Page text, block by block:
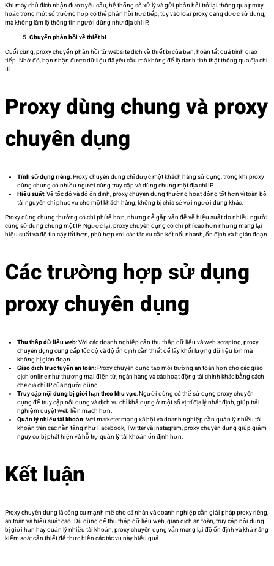
Khi máy chủ đích nhận được yêu cầu, hệ thống sẽ xử lý và gửi phản hồi trở lại thông qua proxy
hoặc trong một số trường hợp có thể phản hồi trực tiếp, tùy vào loại proxy đang được sử dụng,
mà không làm lộ thông tin người dùng như địa chỉ IP.
Chuyển phản hồi về thiết bị
Cuối cùng, proxy chuyển phản hồi từ website đích về thiết bị của bạn, hoàn tất quá trình giao
tiếp. Nhờ đó, bạn nhận được dữ liệu đã yêu cầu mà không để lộ danh tính thật thông qua địa chỉ
IP.
Proxy dùng chung và proxy
chuyên dụng
Tính sử dụng riêng: Proxy chuyên dụng chỉ được một khách hàng sử dụng, trong khi proxy
dùng chung có nhiều người cùng truy cập và dùng chung một địa chỉ IP.
Hiệu suất: Về tốc độ và độ ổn định, proxy chuyên dụng thường hoạt động tốt hơn vì toàn bộ
tài nguyên chỉ phục vụ cho một khách hàng, không bị chia sẻ với người dùng khác.
Proxy dùng chung thường có chi phí rẻ hơn, nhưng dễ gặp vấn đề về hiệu suất do nhiều người
cùng sử dụng chung một IP. Ngược lại, proxy chuyên dụng có chi phí cao hơn nhưng mang lại
hiệu suất và độ tin cậy tốt hơn, phù hợp với các tác vụ cần kết nối nhanh, ổn định và ít gián đoạn.
Các trường hợp sử dụng
proxy chuyên dụng
Thu thập dữ liệu web: Với các doanh nghiệp cần thu thập dữ liệu và web scraping, proxy
chuyên dụng cung cấp tốc độ và độ ổn định cần thiết để lấy khối lượng dữ liệu lớn mà
không bị gián đoạn.
Giao dịch trực tuyến an toàn: Proxy chuyên dụng tạo môi trường an toàn hơn cho các giao
dịch online như thương mại điện tử, ngân hàng và các hoạt động tài chính khác bằng cách
che địa chỉ IP của người dùng.
Truy cập nội dung bị giới hạn theo khu vực: Người dùng có thể sử dụng proxy chuyên
dụng để truy cập nội dung và dịch vụ chỉ khả dụng ở một số vị trí địa lý nhất định, giúp trải
nghiệm duyệt web liền mạch hơn.
Quản lý nhiều tài khoản: Với marketer mạng xã hội và doanh nghiệp cần quản lý nhiều tài
khoản trên các nền tảng như Facebook, Twitter và Instagram, proxy chuyên dụng giúp giảm
nguy cơ bị phát hiện và hỗ trợ quản lý tài khoản ổn định hơn.
Kết luận
Proxy chuyên dụng là công cụ mạnh mẽ cho cá nhân và doanh nghiệp cần giải pháp proxy riêng,
an toàn và hiệu suất cao. Dù dùng để thu thập dữ liệu web, giao dịch an toàn, truy cập nội dung
bị giới hạn hay quản lý nhiều tài khoản, proxy chuyên dụng vẫn mang lại độ ổn định và khả năng
kiểm soát cần thiết để thực hiện các tác vụ này hiệu quả.